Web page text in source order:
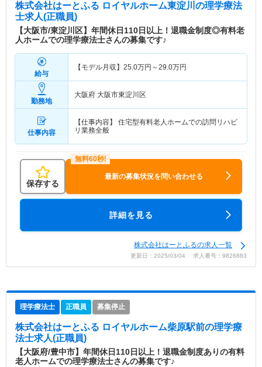
株式会社はーとふる ロイヤルホーム東淀川 の理学療法
士求人(正職員)
【大阪市/東淀川区】年間休日110日以上！退職金制度◎有料老
人ホームでの理学療法士さんの募集です♪
給与
【モデル月収】 25.0万円～29.0万円
勤務地
大阪府 大阪市東淀川区
仕事内容
【仕事内容】 住宅型有料老人ホームでの訪問リハビ
リ業務全般
保存する
最新の募集状況を問い合わせる
詳細を見る
株式会社はーとふるの求人一覧
更新日：2025/03/04 求人番号：9826883
理学療法士 正職員 募集停止
株式会社はーとふる ロイヤルホーム柴原駅前の理学療
法士求人(正職員)
【大阪府/豊中市】年間休日110日以上！退職金制度ありの有料
老人ホームでの理学療法士さんの募集です♪